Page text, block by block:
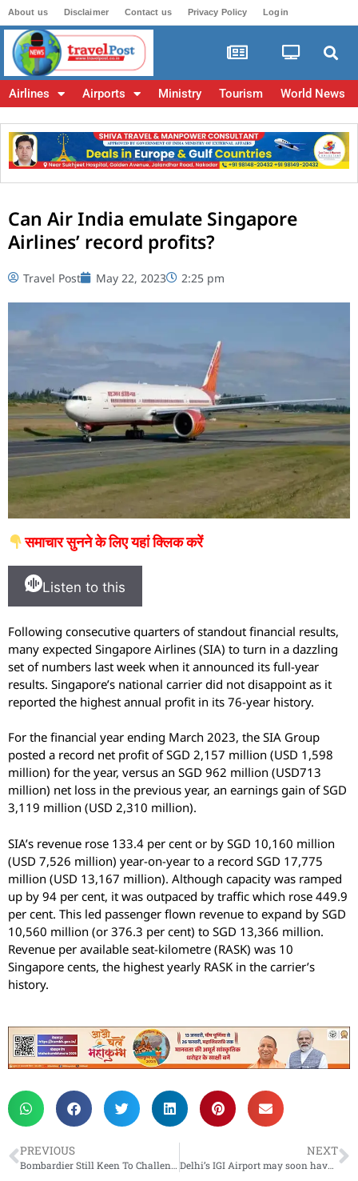
About us Disclaimer Contact us Privacy Policy Login
Airlines Airports Ministry Tourism World News
Can Air India emulate Singapore
Airlines’ record profits?
Travel Post May 22, 2023 2:25 pm
समाचार सुनने के लिए यहां क्लिक करें
Listen to this
Following consecutive quarters of standout financial results,
many expected Singapore Airlines (SIA) to turn in a dazzling
set of numbers last week when it announced its full-year
results. Singapore’s national carrier did not disappoint as it
reported the highest annual profit in its 76-year history.
For the financial year ending March 2023, the SIA Group
posted a record net profit of SGD 2,157 million (USD 1,598
million) for the year, versus an SGD 962 million (USD713
million) net loss in the previous year, an earnings gain of SGD
3,119 million (USD 2,310 million).
SIA’s revenue rose 133.4 per cent or by SGD 10,160 million
(USD 7,526 million) year-on-year to a record SGD 17,775
million (USD 13,167 million). Although capacity was ramped
up by 94 per cent, it was outpaced by traffic which rose 449.9
per cent. This led passenger flown revenue to expand by SGD
10,560 million (or 376.3 per cent) to SGD 13,366 million.
Revenue per available seat-kilometre (RASK) was 10
Singapore cents, the highest yearly RASK in the carrier’s
history.
PREVIOUS
Bombardier Still Keen To Challenge Boeing For Government Contract
NEXT
Delhi’s IGI Airport may soon have two international terminals